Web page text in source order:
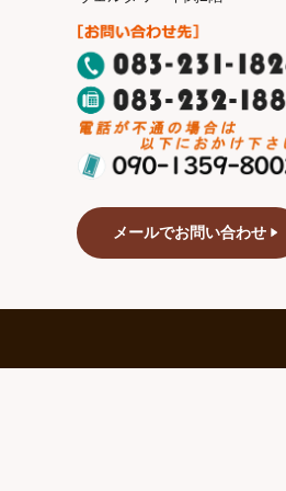
メールでお問い合わせ